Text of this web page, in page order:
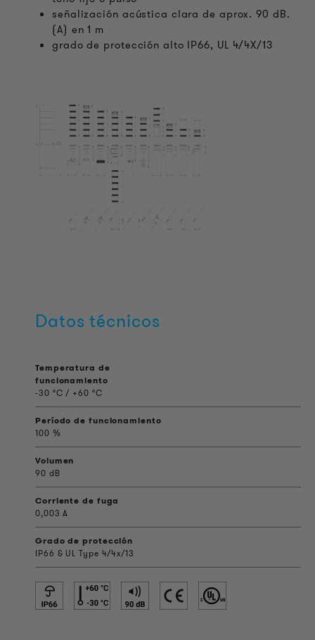
señalización acústica clara de aprox. 90 dB.
(A) en 1 m
grado de protección alto IP66, UL 4/4X/13
Datos técnicos
Temperatura de
funcionamiento
-30 °C / +60 °C
Período de funcionamiento
100 %
Volumen
90 dB
Corriente de fuga
0,003 A
Grado de protección
IP66 & UL Type 4/4x/13